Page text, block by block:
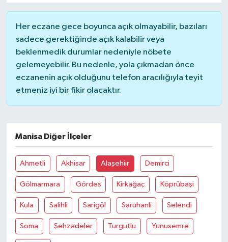
Her eczane gece boyunca açık olmayabilir, bazıları
sadece gerektiğinde açık kalabilir veya
beklenmedik durumlar nedeniyle nöbete
gelemeyebilir. Bu nedenle, yola çıkmadan önce
eczanenin açık olduğunu telefon aracılığıyla teyit
etmeniz iyi bir fikir olacaktır.
Manisa Diğer İlçeler
Ahmetli Akhisar Alaşehiir Demirci
Gölmarmara Gördes Kirkağaç Köprübaşi
Kula Salihli Sarigöl Saruhanli Selendi
Soma Şehzadeler Turgutlu Yunusemre
Akhisar Emlak
Ülke
Etiketler